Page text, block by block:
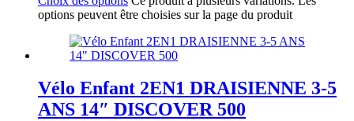
options peuvent être choisies sur la page du produit
Vélo Enfant 2EN1 DRAISIENNE 3-5
ANS 14″ DISCOVER 500